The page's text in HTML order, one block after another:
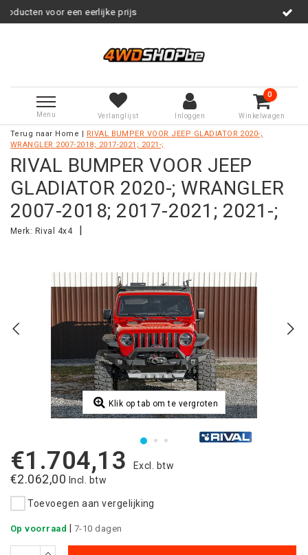
eerlijke prijs Service na
Menu Verlanglijst Inloggen
0
Winkelwagen
Terug naar Home
RIVAL BUMPER VOOR JEEP GLADIATOR 2020-;
WRANGLER 2007-2018; 2017-2021; 2021-;
RIVAL BUMPER VOOR JEEP
GLADIATOR 2020-; WRANGLER
2007-2018; 2017-2021; 2021-;
Merk: Rival 4x4
Klik op tab om te vergroten
€1.704,13 Excl. btw
€2.062,00 Incl. btw
Toevoegen aan vergelijking
Op voorraad 7-10 dagen